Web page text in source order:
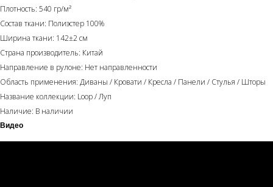
Плотность: 540 гр/м²
Состав ткани: Полиэстер 100%
Ширина ткани: 142±2 см
Страна производитель: Китай
Направление в рулоне: Нет направленности
Область применения: Диваны / Кровати / Кресла / Панели / Стулья / Шторы
Название коллекции: Loop / Луп
Наличие: В наличии
Видео